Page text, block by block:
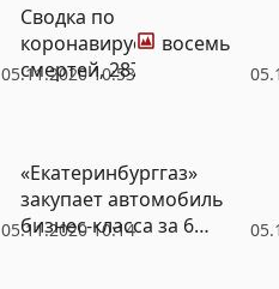
05.11.2020 10:53
Сводка по
коронавирусу: восемь
смертей, 287
05.11.2020 10:14
«Екатеринбурггаз»
закупает автомобиль
бизнес-класса за 6